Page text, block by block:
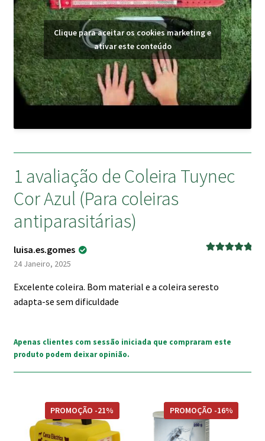
Clique para aceitar os cookies marketing e
ativar este conteúdo
1 avaliação deColeira Tuynec
Cor Azul (Para coleiras
antiparasitárias)
luisa.es.gomes
24 Janeiro, 2025
Excelente coleira. Bom material e a coleira seresto
adapta-se sem dificuldade
Apenas clientes com sessão iniciada que compraram este
produto podem deixar opinião.
PROMOÇÃO -21% PROMOÇÃO -16%
product